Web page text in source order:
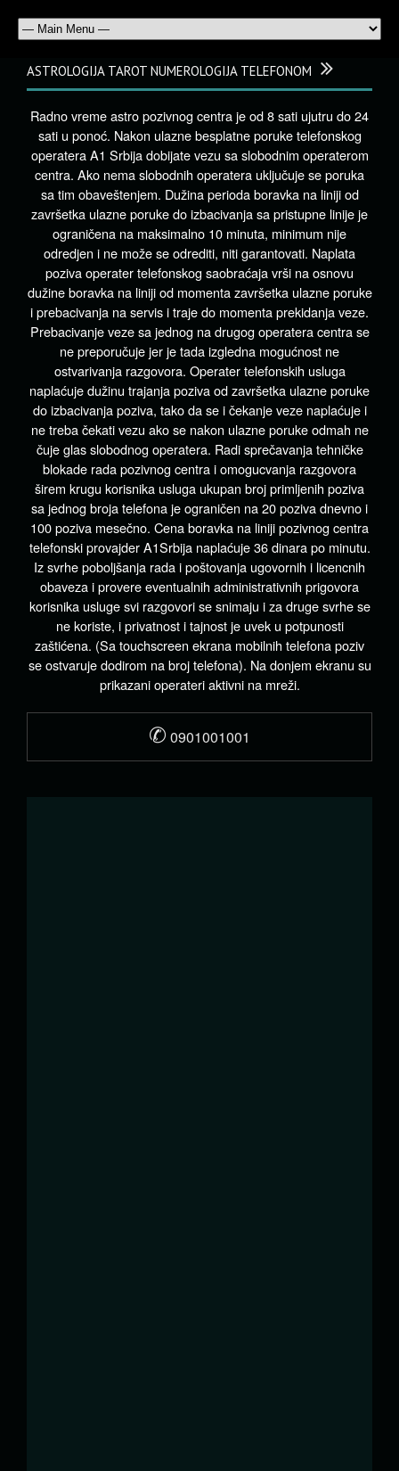
ASTROLOGIJA TAROT NUMEROLOGIJA TELEFONOM
Radno vreme astro pozivnog centra je od 8 sati ujutru do 24
sati u ponoć. Nakon ulazne besplatne poruke telefonskog
operatera A1 Srbija dobijate vezu sa slobodnim operaterom
centra. Ako nema slobodnih operatera uključuje se poruka
sa tim obaveštenjem. Dužina perioda boravka na liniji od
završetka ulazne poruke do izbacivanja sa pristupne linije je
ograničena na maksimalno 10 minuta, minimum nije
odredjen i ne može se odrediti, niti garantovati. Naplata
poziva operater telefonskog saobraćaja vrši na osnovu
dužine boravka na liniji od momenta završetka ulazne poruke
i prebacivanja na servis i traje do momenta prekidanja veze.
Prebacivanje veze sa jednog na drugog operatera centra se
ne preporučuje jer je tada izgledna mogućnost ne
ostvarivanja razgovora. Operater telefonskih usluga
naplaćuje dužinu trajanja poziva od završetka ulazne poruke
do izbacivanja poziva, tako da se i čekanje veze naplaćuje i
ne treba čekati vezu ako se nakon ulazne poruke odmah ne
čuje glas slobodnog operatera. Radi sprečavanja tehničke
blokade rada pozivnog centra i omogucvanja razgovora
širem krugu korisnika usluga ukupan broj primljenih poziva
sa jednog broja telefona je ograničen na 20 poziva dnevno i
100 poziva mesečno. Cena boravka na liniji pozivnog centra
telefonski provajder A1Srbija naplaćuje 36 dinara po minutu.
Iz svrhe poboljšanja rada i poštovanja ugovornih i licencnih
obaveza i provere eventualnih administrativnih prigovora
korisnika usluge svi razgovori se snimaju i za druge svrhe se
ne koriste, i privatnost i tajnost je uvek u potpunosti
zaštićena. (Sa touchscreen ekrana mobilnih telefona poziv
se ostvaruje dodirom na broj telefona). Na donjem ekranu su
prikazani operateri aktivni na mreži.
✆ 0901001001